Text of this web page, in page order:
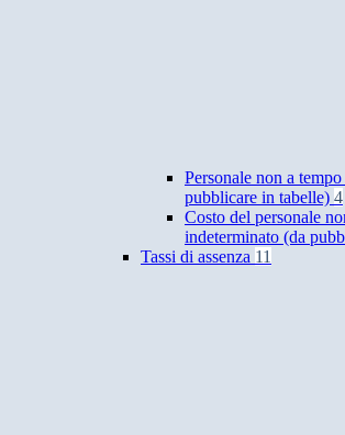
Personale non a
pubblicare in tabelle) 4
Costo del personale
indeterminato (da
Tassi di assenza 11